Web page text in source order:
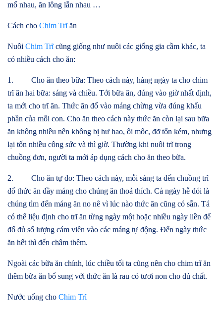
mổ nhau, ăn lông lẫn nhau …
Cách cho Chim Trĩăn
Nuôi Chim Trĩcũng giống như nuôi các giống gia cầm khác, ta
có nhiều cách cho ăn:
1. Cho ăn theo bữa: Theo cách này, hàng ngày ta cho chim
trĩ ăn hai bữa: sáng và chiều. Tới bữa ăn, đúng vào giờ nhất định,
ta mới cho trĩ ăn. Thức ăn đổ vào máng chừng vừa đúng khẩu
phần của mỗi con. Cho ăn theo cách này thức ăn còn lại sau bữa
ăn không nhiều nên không bị hư hao, ôi mốc, đỡ tốn kém, nhưng
lại tốn nhiều công sức và thì giờ. Thường khi nuôi trĩ trong
chuồng đơn, người ta mới áp dụng cách cho ăn theo bữa.
2. Cho ăn tự do: Theo cách này, mỗi sáng ta đến chuồng trĩ
đổ thức ăn đầy máng cho chúng ăn thoả thích. Cả ngày hễ đói là
chúng tìm đến máng ăn no nê vì lúc nào thức ăn cũng có sẵn. Tá
có thể liệu định cho trĩ ăn từng ngày một hoặc nhiều ngày liền để
đổ đủ số lượng cám viên vào các máng tự động. Đến ngày thức
ăn hết thì đến châm thêm.
Ngoài các bữa ăn chính, lúc chiều tối ta cũng nên cho chim trĩ ăn
thêm bữa ăn bổ sung với thức ăn là rau cỏ tươi non cho đủ chất.
Nước uống cho Chim Trĩ